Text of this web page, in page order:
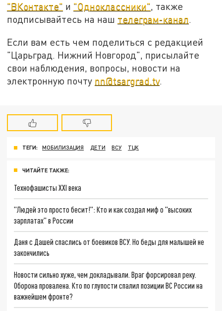
"ВКонтакте" и "Одноклассники", также
подписывайтесь на наш телеграм-канал.
Если вам есть чем поделиться с редакцией
"Царьград. Нижний Новгород", присылайте
свои наблюдения, вопросы, новости на
электронную почту nn@tsargrad.tv.
ТЕГИ: МОБИЛИЗАЦИЯ ДЕТИ ВСУ ТЦК
ЧИТАЙТЕ ТАКЖЕ:
Технофашисты XXI века
"Людей это просто бесит!": Кто и как создал миф о "высоких
зарплатах" в России
Даня с Дашей спаслись от боевиков ВСУ. Но беды для малышей не
закончились
Новости сильно хуже, чем докладывали. Враг форсировал реку.
Оборона провалена. Кто по глупости спалил позиции ВС России на
важнейшем фронте?